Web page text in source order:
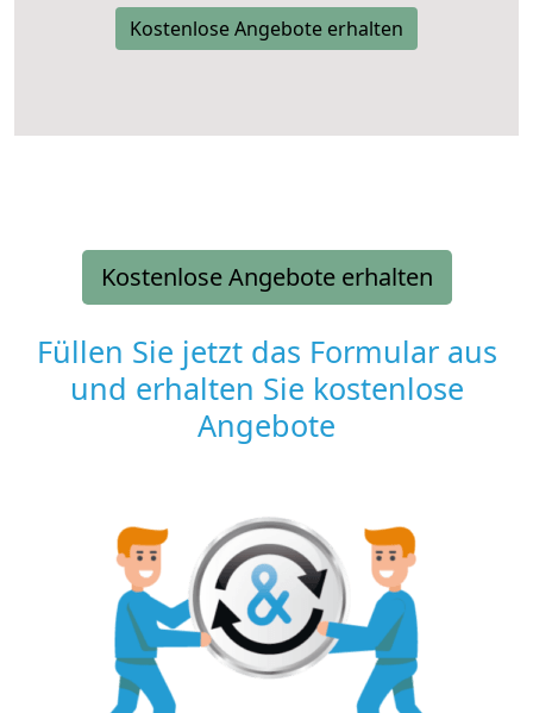
Kostenlose Angebote erhalten
Kostenlose Angebote erhalten
Füllen Sie jetzt das Formular aus
und erhalten Sie kostenlose
Angebote